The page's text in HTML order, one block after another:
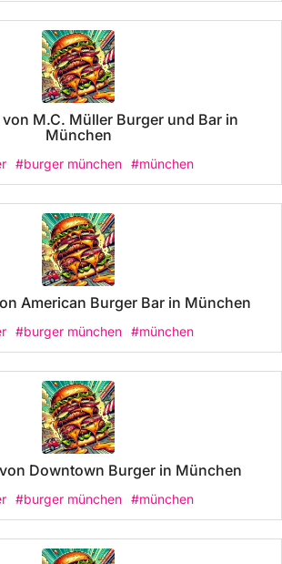
M.C. Müller Burger und Bar in
München
#burger münchen #münchen
American Burger Bar in München
#burger münchen #münchen
Downtown Burger in München
#burger münchen #münchen